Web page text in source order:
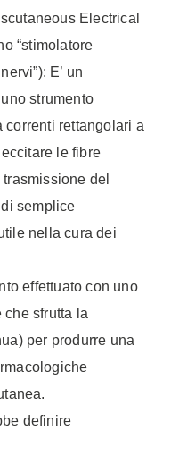
Electrical
“stimolatore
E’ un
strumento
correnti rettangolari a
le fibre
del
semplice
nella cura dei
effettuato con uno
che sfrutta la
per produrre una
definire